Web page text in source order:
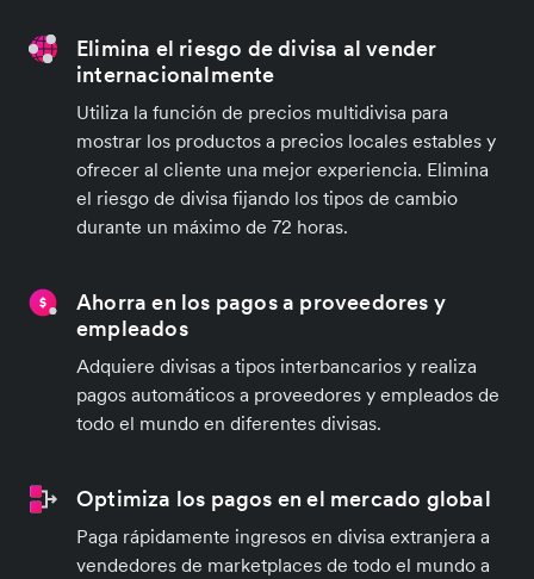
Elimina el riesgo de divisa al vender
internacionalmente
Utiliza la función de precios multidivisa para
mostrar los productos a precios locales estables y
ofrecer al cliente una mejor experiencia. Elimina
el riesgo de divisa fijando los tipos de cambio
durante un máximo de 72 horas.
Ahorra en los pagos a proveedores y
empleados
Adquiere divisas a tipos interbancarios y realiza
pagos automáticos a proveedores y empleados de
todo el mundo en diferentes divisas.
Optimiza los pagos en el mercado global
Paga rápidamente ingresos en divisa extranjera a
vendedores de marketplaces de todo el mundo a